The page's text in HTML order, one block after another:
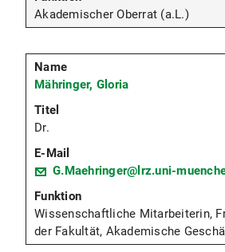
Akademischer Oberrat (a.L.)
Mähringer, Gloria
Dr.
G.Maehringer@lrz.uni-
Wissenschaftliche Mitarbeiterin,
der Fakultät, Akademische